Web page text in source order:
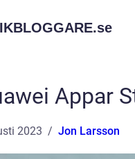
se
Appar
2023 Jon Larsson